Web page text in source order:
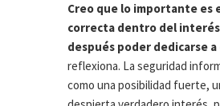
Creo que lo importante es
correcta dentro del
después poder dedicarse a
reflexiona. La seguridad
como una posibilidad fuerte,